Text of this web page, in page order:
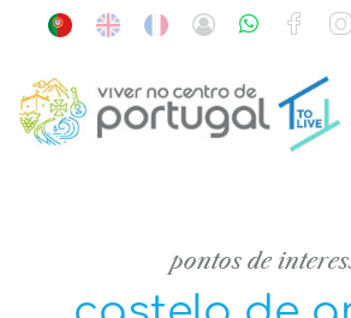
pontos de